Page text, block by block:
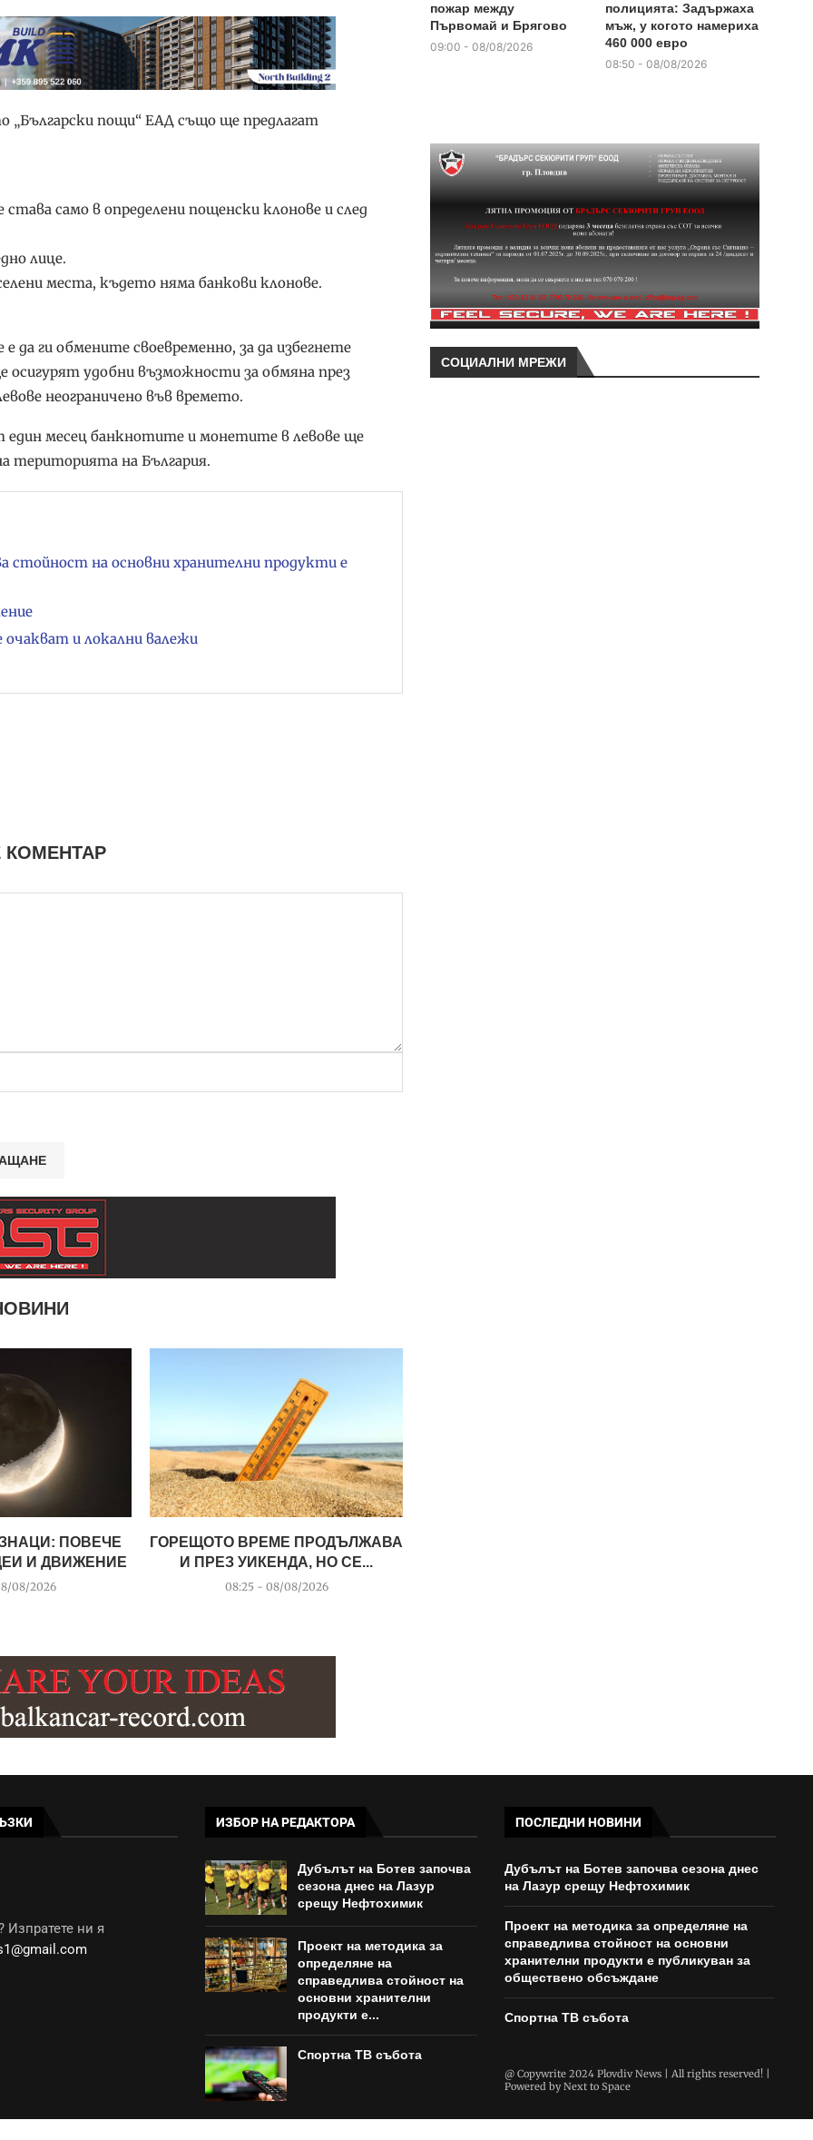
„Български пощи“ ЕАД също ще предлагат
само в определени пощенски клонове и след
лице.
места, където няма банкови клонове.
да ги обмените своевременно, за да избегнете
удобни възможности за обмяна през
неограничено във времето.
един месец банкнотите и монетите в левове ще
територията на България.
стойност на основни хранителни продукти е
очакват и локални валежи
КОМЕНТАР
ПОВЕЧЕ
И ДВИЖЕНИЕ
08/2026
ГОРЕЩОТО ВРЕМЕ ПРОДЪЛЖАВА
И ПРЕЗ УИКЕНДА, НО СЕ...
08:25 - 08/08/2026
пожар между
Първомай и Брягово
09:00 - 08/08/2026
полицията: Задържаха
мъж, у когото намериха
460 000 евро
08:50 - 08/08/2026
СОЦИАЛНИ МРЕЖИ
ни я
ИЗБОР НА РЕДАКТОРА
Дубълът на Ботев започва
сезона днес на Лазур
срещу Нефтохимик
Проект на методика за
определяне на
справедлива стойност на
основни хранителни
продукти е...
Спортна ТВ събота
ПОСЛЕДНИ НОВИНИ
Дубълът на Ботев започва сезона днес
на Лазур срещу Нефтохимик
Проект на методика за определяне на
справедлива стойност на основни
хранителни продукти е публикуван за
обществено обсъждане
Спортна ТВ събота
@ Copywrite 2024 Plovdiv News | All rights reserved! |
Powered byNext to Space